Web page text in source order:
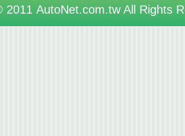
2011 AutoNet.com.tw All Rights